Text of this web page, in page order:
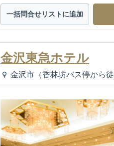
一括問合せリストに追加
金沢東急ホテル
金沢市（香林坊バス停から徒